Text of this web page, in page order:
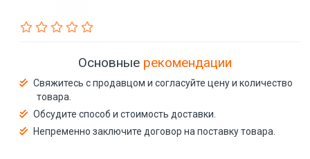
Основные рекомендации
Свяжитесь с продавцом и согласуйте цену и количество
товара.
Обсудите способ и стоимость доставки.
Непременно заключите договор на поставку товара.